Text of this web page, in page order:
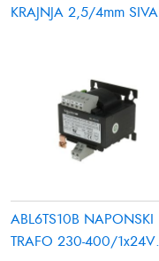
KRAJNJA 2,5/4mm SIVA
ABL6TS10B NAPONSKI
TRAFO 230-400/1x24V